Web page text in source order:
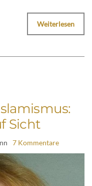
Weiterlesen
Sicht
7 Kommentare